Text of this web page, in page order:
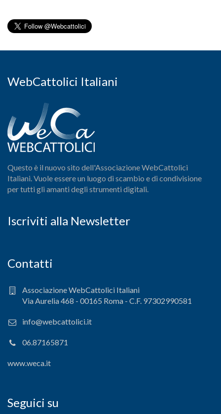
WebCattolici Italiani
Questo è il nuovo sito dell'Associazione WebCattolici
Italiani. Vuole essere un luogo di scambio e di condivisione
per tutti gli amanti degli strumenti digitali.
Iscriviti alla Newsletter
Contatti
Associazione WebCattolici Italiani
Via Aurelia 468 - 00165 Roma - C.F. 97302990581
info@webcattolici.it
06.87165871
www.weca.it
Seguici su